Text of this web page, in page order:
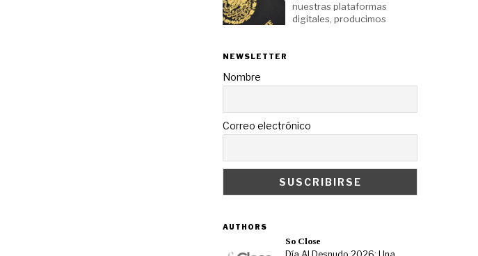
nuestras plataformas
digitales, producimos
NEWSLETTER
Nombre
Correo electrónico
AUTHORS
So Close